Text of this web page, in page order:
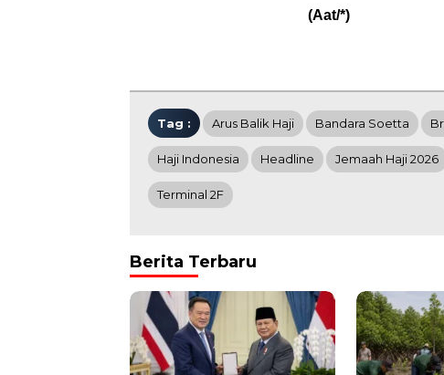
(Aat/*)
Tag : Arus Balik Haji Bandara Soetta
Haji Indonesia Headline Jemaah Haji 2026
Terminal 2F
Berita Terbaru